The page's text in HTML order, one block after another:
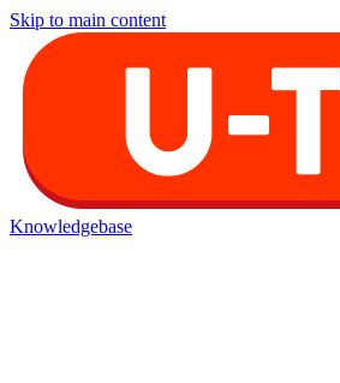
Skip to main content
Knowledgebase